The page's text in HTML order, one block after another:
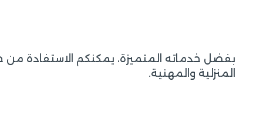
بفضل خدماته المتميزة، يمكنكم الاستفادة
المنزلية والمهنية.